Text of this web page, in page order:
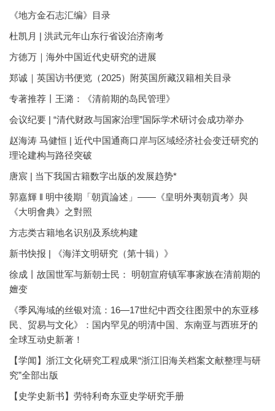
《地方金石志汇编》目录
杜凯月 | 洪武元年山东行省设治济南考
方徳万｜海外中国近代史研究的进展
郑诚｜英国访书便览（2025）附英国所藏汉籍相关目录
专著推荐丨王潞：《清前期的岛民管理》
会议纪要 | “清代财政与国家治理”国际学术研讨会成功举办
赵海涛 马健恒 | 近代中国通商口岸与区域经济社会变迁研究的
理论建构与路径突破
唐宸 | 当下我国古籍数字出版的发展趋势*
郭嘉輝 ‖ 明中後期「朝貢論述」——《皇明外夷朝貢考》與
《大明會典》之對照
方志类古籍地名识别及系统构建
新书快报 | 《海洋文明研究（第十辑）》
徐成丨故国世军与新朝士民： 明朝宣府镇军事家族在清前期的
嬗变
《季风海域的丝银对流：16—17世纪中西交往图景中的东亚移
民、贸易与文化》：国内罕见的明清中国、东南亚与西班牙的
全球互动史新著！
【学闻】浙江文化研究工程成果“浙江旧海关档案文献整理与研
究”全部出版
【史学史新书】劳特利奇东亚史学研究手册